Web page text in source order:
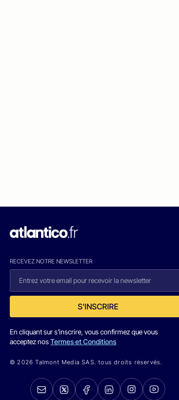
RECEVEZ NOTRE NEWSLETTER
S'INSCRIRE
En cliquant sur s'inscrire, vous confirmez que vous
acceptez nosTermes et Conditions
© 2026 Talmont Media SAS. tous droits réservés.